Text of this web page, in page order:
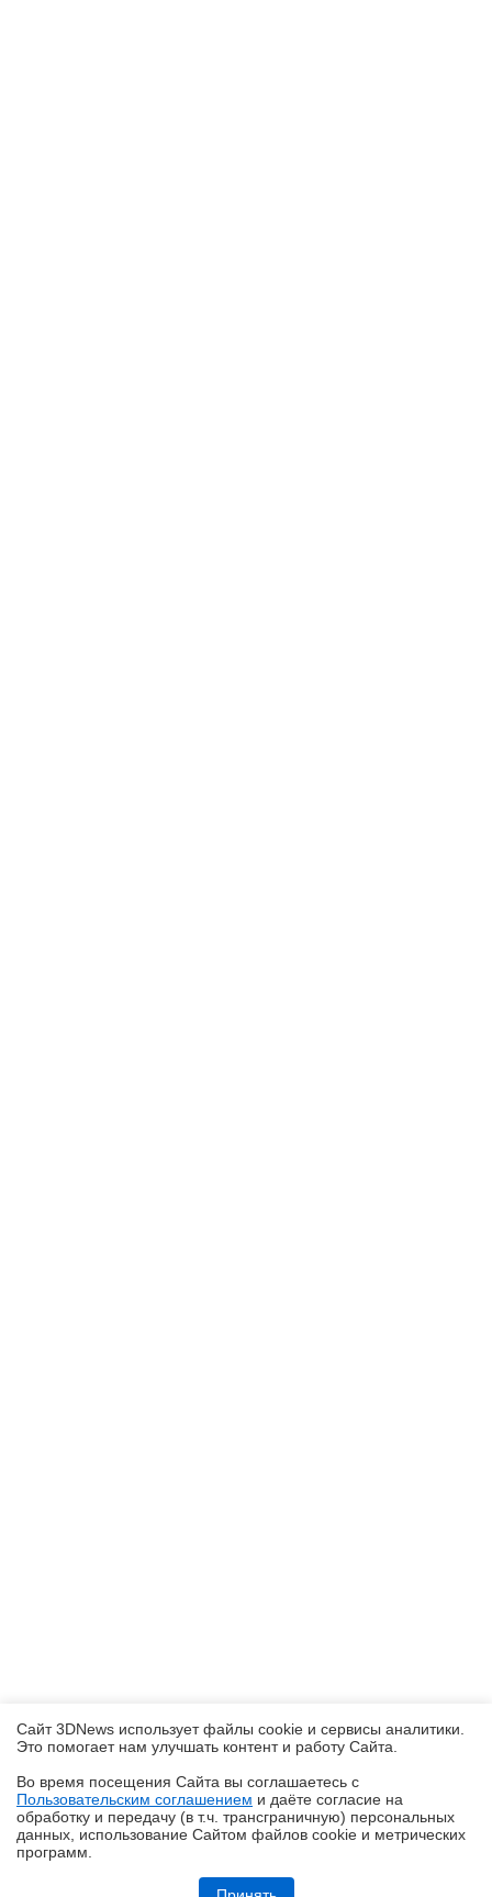
Обзор блока питания Chieftec Stealth (SPX-1000-FC)
Сайт 3DNews использует файлы cookie и сервисы аналитики.
Это помогает нам улучшать контент и работу Cайта.
Во время посещения Cайта вы соглашаетесь с
Пользовательским соглашением и даёте согласие на
обработку и передачу (в т.ч. трансграничную) персональных
данных, использование Cайтом файлов cookie и метрических
программ.